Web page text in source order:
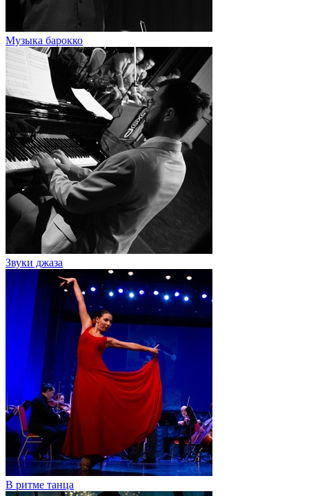
Музыка барокко
Звуки джаза
В ритме танца